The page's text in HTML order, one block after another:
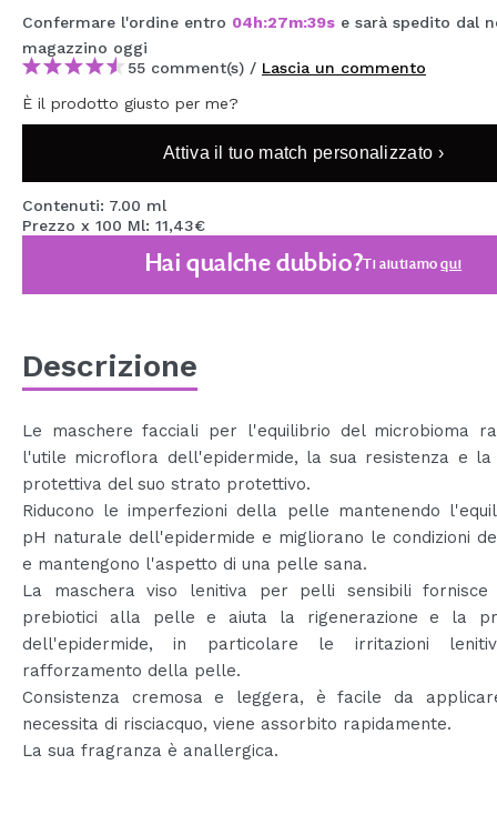
MAQUIFARMA
KOREA ZONE
TRAVEL SIZE
SPECIALE
PROSSIMAMENTE
Confermare l'ordine entro 04h:27m:39s e sarà spedito dal
magazzino oggi
55 comment(s) / Lascia un commento
È il prodotto giusto per me?
Attiva il tuo match personalizzato ›
Contenuti: 7.00 ml
Prezzo x 100 Ml: 11,43€
Hai qualche dubbio?Ti aiutiamoqui
Descrizione
Le maschere facciali per l'equilibrio del microbioma
l'utile microflora dell'epidermide, la sua resistenza e la
protettiva del suo strato protettivo.
Riducono le imperfezioni della pelle mantenendo
pH naturale dell'epidermide e migliorano le condizioni
e mantengono l'aspetto di una pelle sana.
La maschera viso lenitiva per pelli sensibili fornisce
prebiotici alla pelle e aiuta la rigenerazione e la
dell'epidermide, in particolare le irritazioni
rafforzamento della pelle.
Consistenza cremosa e leggera, è facile da
necessita di risciacquo, viene assorbito rapidamente.
La sua fragranza è anallergica.